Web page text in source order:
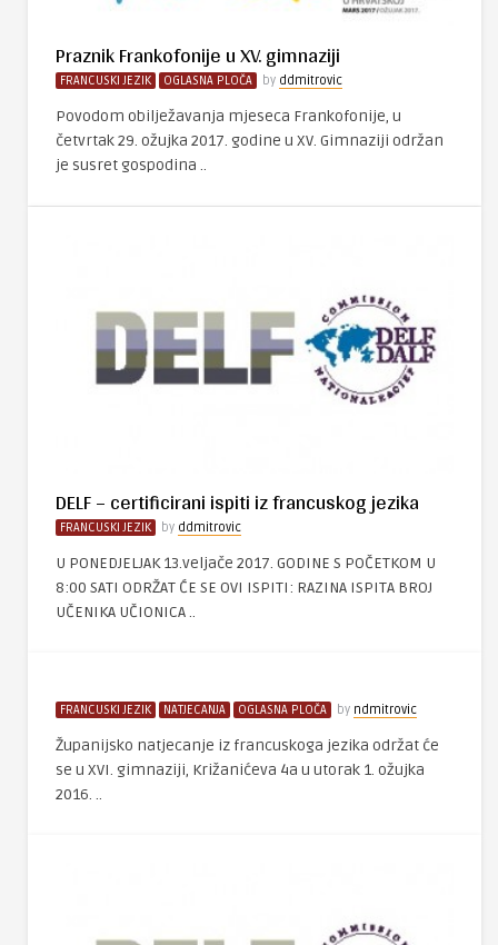
Praznik Frankofonije u XV. gimnaziji
FRANCUSKI JEZIK OGLASNA PLOČA by ddmitrovic
Povodom obilježavanja mjeseca Frankofonije, u
četvrtak 29. ožujka 2017. godine u XV. Gimnaziji održan
je susret gospodina ..
DELF – certificirani ispiti iz francuskog jezika
FRANCUSKI JEZIK by ddmitrovic
U PONEDJELJAK 13.veljače 2017. GODINE S POČETKOM U
8:00 SATI ODRŽAT ĆE SE OVI ISPITI: RAZINA ISPITA BROJ
UČENIKA UČIONICA ..
FRANCUSKI JEZIK NATJECANJA OGLASNA PLOČA by ndmitrovic
Županijsko natjecanje iz francuskoga jezika održat će
se u XVI. gimnaziji, Križanićeva 4a u utorak 1. ožujka
2016. ..